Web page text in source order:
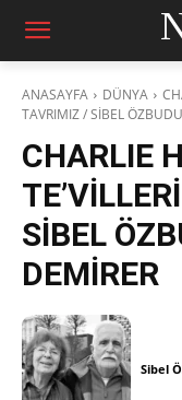
ANASAYFA DÜNYA
TAVRIMIZ / SİBEL
CHARLIE
SİBEL
DEMİRER
Sibel